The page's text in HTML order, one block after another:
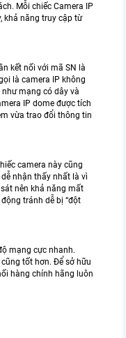
Mỗi chiếc Camera IP
khả năng truy cập từ
kết nối với mã SN là
là camera IP không
mạng có dây và
IP dome được tích
vừa trao đổi thông tin
camera này cũng
nhận thấy nhất là vì
nên khả năng mất
tránh dễ bị “đột
mạng cực nhanh.
tốt hơn. Để sở hữu
hàng chính hãng luôn